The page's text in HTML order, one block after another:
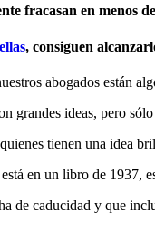
fracasan en menos
, consiguen
abogados están
grandes ideas, pero
tienen una idea
en un libro de 1937,
de caducidad y que